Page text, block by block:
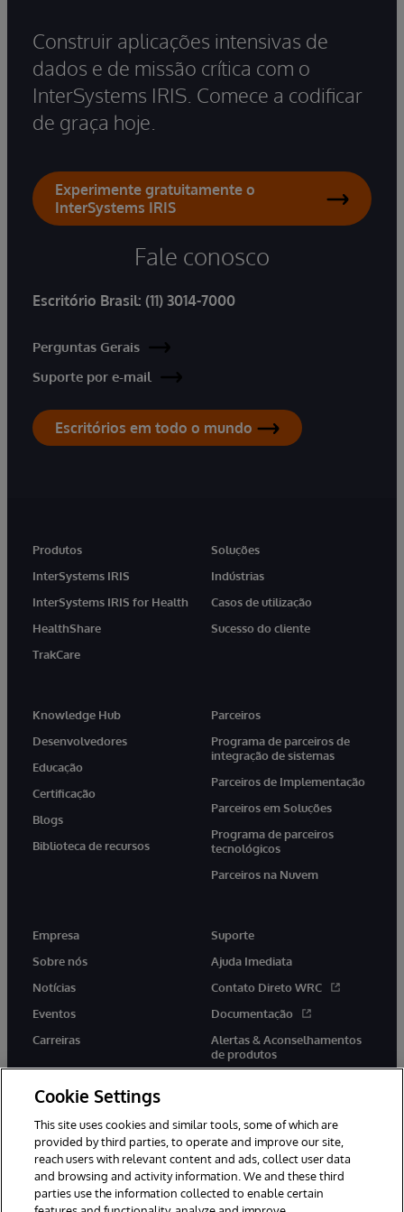
Construir aplicações intensivas de
dados e de missão crítica com o
InterSystems IRIS. Comece a codificar
de graça hoje.
Experimente gratuitamente o
InterSystems IRIS
Fale conosco
Escritório Brasil: (11) 3014-7000
Perguntas Gerais
Suporte por e-mail
Escritórios em todo o mundo
Produtos
InterSystems IRIS
InterSystems IRIS for Health
HealthShare
TrakCare
Soluções
Indústrias
Casos de utilização
Sucesso do cliente
Knowledge Hub
Desenvolvedores
Educação
Certificação
Blogs
Biblioteca de recursos
Parceiros
Programa de parceiros de
integração de sistemas
Parceiros de Implementação
Parceiros em Soluções
Programa de parceiros
tecnológicos
Parceiros na Nuvem
Empresa
Sobre nós
Notícias
Eventos
Carreiras
Suporte
Ajuda Imediata
Contato Direto WRC
Documentação
Alertas & Aconselhamentos
de produtos
twitter youtubefacebooklinkedin
Cookie Settings
This site uses cookies and similar tools, some of which are
provided by third parties, to operate and improve our site,
reach users with relevant content and ads, collect user data
and browsing and activity information. We and these third
parties use the information collected to enable certain